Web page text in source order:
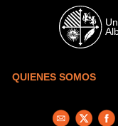
Skip to main content
QUIENES SOMOS